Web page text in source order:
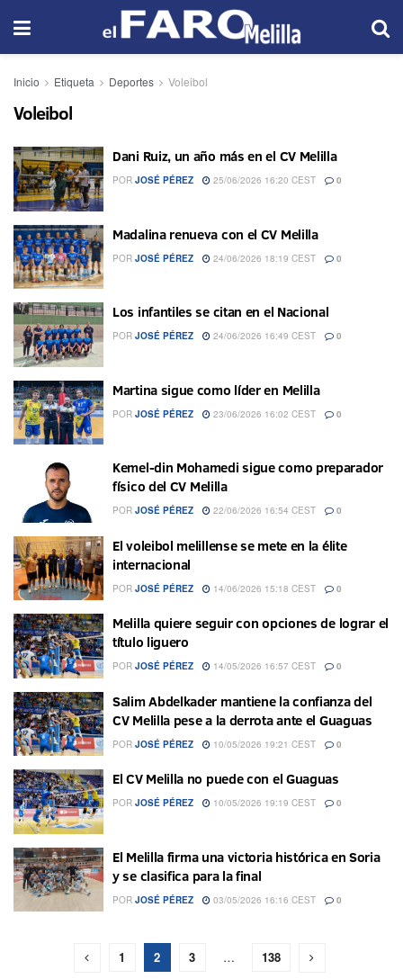
Inicio Etiqueta Deportes Voleibol
Voleibol
Dani Ruiz, un año más en el CV Melilla
POR JOSÉ PÉREZ 25/06/2026 16:20 CEST 0
Madalina renueva con el CV Melilla
POR JOSÉ PÉREZ 24/06/2026 18:19 CEST 0
Los infantiles se citan en el Nacional
POR JOSÉ PÉREZ 24/06/2026 16:49 CEST 0
Martina sigue como líder en Melilla
POR JOSÉ PÉREZ 23/06/2026 16:02 CEST 0
Kemel-din Mohamedi sigue como preparador
físico del CV Melilla
POR JOSÉ PÉREZ 22/06/2026 16:54 CEST 0
El voleibol melillense se mete en la élite
internacional
POR JOSÉ PÉREZ 14/06/2026 15:18 CEST 0
Melilla quiere seguir con opciones de lograr el
título liguero
POR JOSÉ PÉREZ 14/05/2026 16:57 CEST 0
Salim Abdelkader mantiene la confianza del
CV Melilla pese a la derrota ante el Guaguas
POR JOSÉ PÉREZ 10/05/2026 19:21 CEST 0
El CV Melilla no puede con el Guaguas
POR JOSÉ PÉREZ 10/05/2026 19:19 CEST 0
El Melilla firma una victoria histórica en Soria
y se clasifica para la final
POR JOSÉ PÉREZ 03/05/2026 16:16 CEST 0
1 2 3 … 138